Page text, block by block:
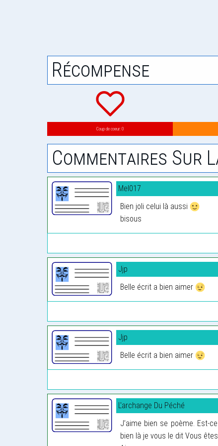
Récompense
Coup de coeur: 0
Commentaires Sur
Mel017
Bien joli celui là aussi
bisous
Jjp
Belle écrit a bien aimer
Jjp
Belle écrit a bien aimer
L'archange Du Péché
J’aime bien se poème. Est-
bien là je vous le dit Vous